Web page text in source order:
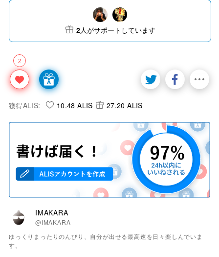
2
2人がサポートしています
獲得ALIS: 10.48 ALIS 27.20 ALIS
IMAKARA
@IMAKARA
ゆっくりまったりのんびり、自分が出せる最高速を日々楽しんでいま
す。